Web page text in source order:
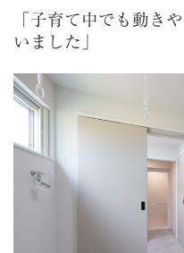
「子育て中でも動き
いました」